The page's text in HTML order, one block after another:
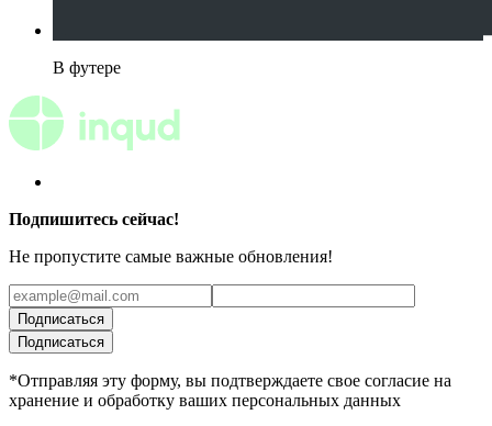
В футере
Подпишитесь сейчас!
Не пропустите самые важные обновления!
Подписаться
Подписаться
*Отправляя эту форму, вы подтверждаете свое согласие на
хранение и обработку ваших персональных данных